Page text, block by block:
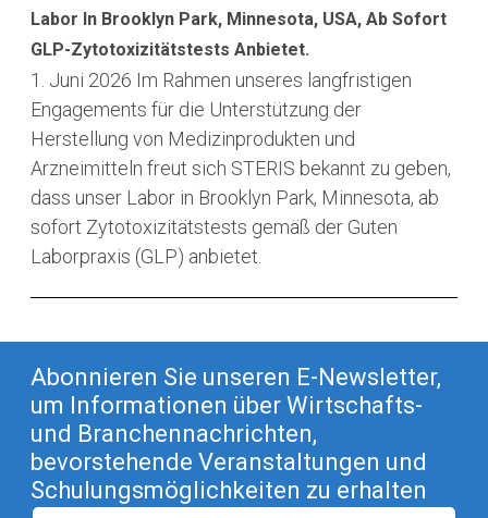
Labor In Brooklyn Park, Minnesota, USA, Ab Sofort
GLP-Zytotoxizitätstests Anbietet.
1. Juni 2026 Im Rahmen unseres langfristigen
Engagements für die Unterstützung der
Herstellung von Medizinprodukten und
Arzneimitteln freut sich STERIS bekannt zu geben,
dass unser Labor in Brooklyn Park, Minnesota, ab
sofort Zytotoxizitätstests gemäß der Guten
Laborpraxis (GLP) anbietet.
Abonnieren Sie unseren E-Newsletter,
um Informationen über Wirtschafts-
und Branchennachrichten,
bevorstehende Veranstaltungen und
Schulungsmöglichkeiten zu erhalten